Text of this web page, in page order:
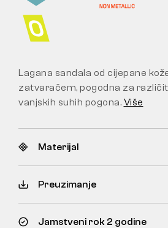
Lagana sandala od cijepane
zatvaračem, pogodna za
vanjskih suhih pogona. Više
Materijal
Preuzimanje
Jamstveni rok 2 godine